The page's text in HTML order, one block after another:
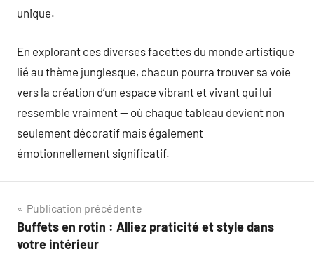
unique.
En explorant ces diverses facettes du monde artistique
lié au thème junglesque, chacun pourra trouver sa voie
vers la création d’un espace vibrant et vivant qui lui
ressemble vraiment — où chaque tableau devient non
seulement décoratif mais également
émotionnellement significatif.
Navigation
de
Publication précédente
Buffets en rotin : Alliez praticité et style dans
votre intérieur